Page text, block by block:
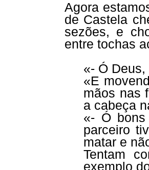
Agora
de Castela
sezões, e
entre tochas
«- Ó
«E
mãos nas
a cabeça
«- Ó
parceiro
matar e
Tentam
exemplo